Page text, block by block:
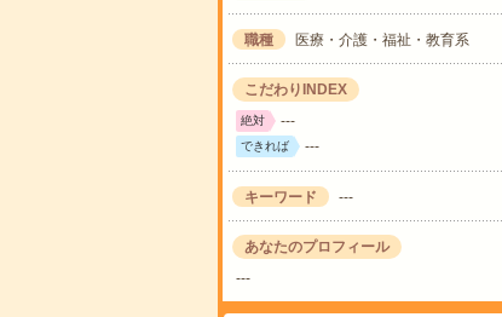
職種 医療・介護・福祉・教育系
こだわりINDEX
絶対 ---
できれば ---
キーワード ---
あなたのプロフィール
---